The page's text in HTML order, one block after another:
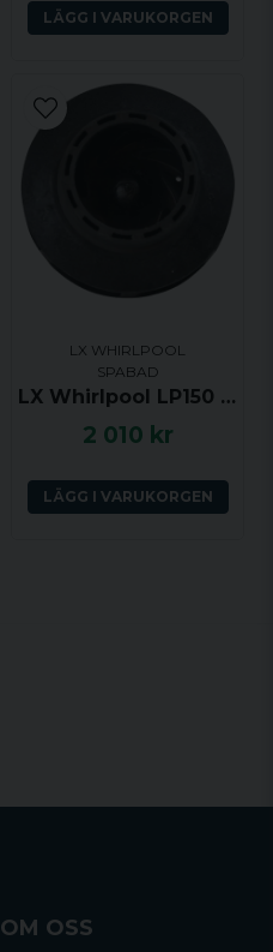
LÄGG I VARUKORGEN
LX WHIRLPOOL
SPABAD
LX Whirlpool LP150 Impeller
2 010 kr
LÄGG I VARUKORGEN
OM OSS